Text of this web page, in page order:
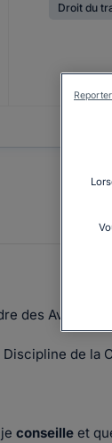
Droit du
des Avocats
de la
conseille et